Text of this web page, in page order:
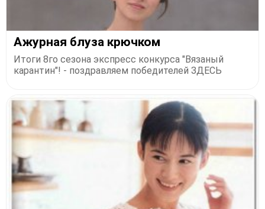
Ажурная блуза крючком
Итоги 8го сезона экспресс конкурса "Вязаный
карантин"! - поздравляем победителей ЗДЕСЬ